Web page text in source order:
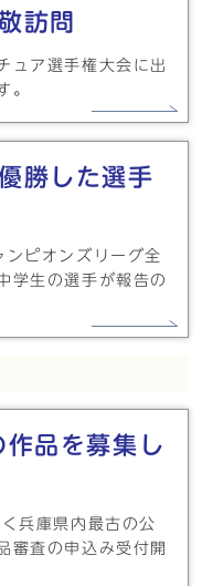
訪問
ュア選手権大会に出
。
勝した選手
ピオンズリーグ全
学生の選手が報告の
品を募集し
兵庫県内最古の公
審査の申込み受付開